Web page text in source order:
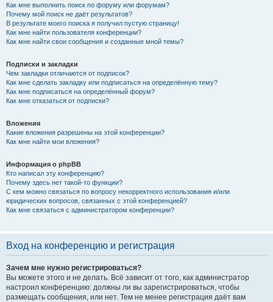
Как мне выполнить поиск по форуму или форумам?
Почему мой поиск не даёт результатов?
В результате моего поиска я получил пустую страницу!
Как мне найти пользователя конференции?
Как мне найти свои сообщения и созданные мной темы?
Подписки и закладки
Чем закладки отличаются от подписок?
Как мне сделать закладку или подписаться на определённую тему?
Как мне подписаться на определённый форум?
Как мне отказаться от подписки?
Вложения
Какие вложения разрешены на этой конференции?
Как мне найти мои вложения?
Информация о phpBB
Кто написал эту конференцию?
Почему здесь нет такой-то функции?
С кем можно связаться по вопросу некорректного использования и/или
юридических вопросов, связанных с этой конференцией?
Как мне связаться с администратором конференции?
Вход на конференцию и регистрация
Зачем мне нужно регистрироваться?
Вы можете этого и не делать. Всё зависит от того, как администратор
настроил конференцию: должны ли вы зарегистрироваться, чтобы
размещать сообщения, или нет. Тем не менее регистрация даёт вам